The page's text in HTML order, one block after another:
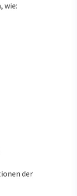
wie:
der